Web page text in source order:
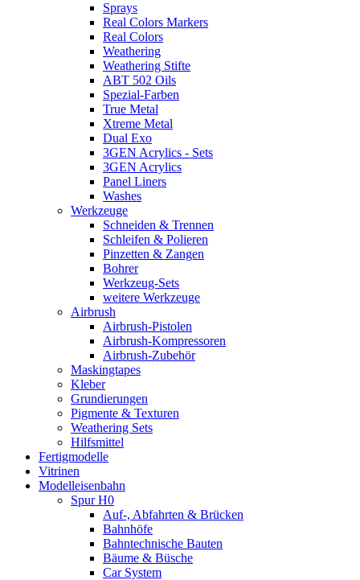
Sprays
Real Colors Markers
Real Colors
Weathering
Weathering Stifte
ABT 502 Oils
Spezial-Farben
True Metal
Xtreme Metal
Dual Exo
3GEN Acrylics - Sets
3GEN Acrylics
Panel Liners
Washes
Werkzeuge
Schneiden & Trennen
Schleifen & Polieren
Pinzetten & Zangen
Bohrer
Werkzeug-Sets
weitere Werkzeuge
Airbrush
Airbrush-Pistolen
Airbrush-Kompressoren
Airbrush-Zubehör
Maskingtapes
Kleber
Grundierungen
Pigmente & Texturen
Weathering Sets
Hilfsmittel
Fertigmodelle
Vitrinen
Modelleisenbahn
Spur H0
Auf-, Abfahrten & Brücken
Bahnhöfe
Bahntechnische Bauten
Bäume & Büsche
Car System